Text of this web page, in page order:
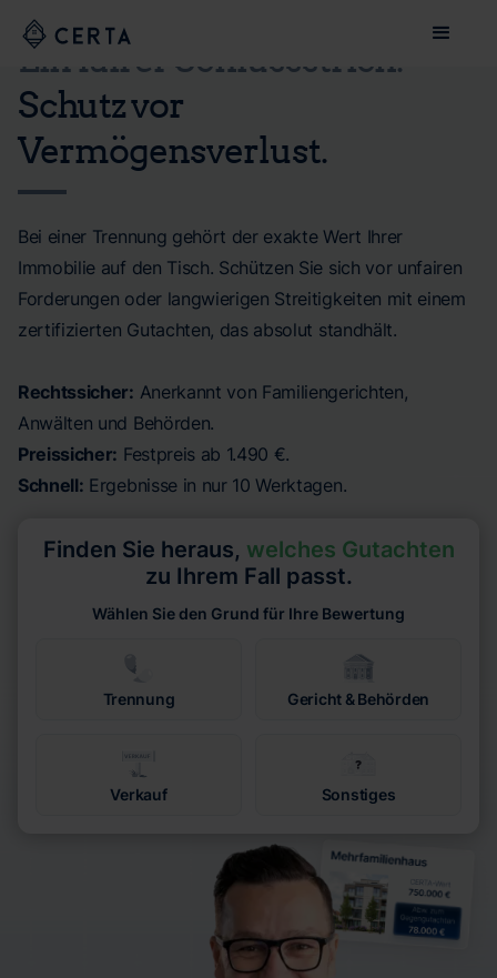
Ein fairer Schlussstrich.
Schutz vor
Vermögensverlust.
Bei einer Trennung gehört der exakte Wert Ihrer
Immobilie auf den Tisch. Schützen Sie sich vor unfairen
Forderungen oder langwierigen Streitigkeiten mit einem
zertifizierten Gutachten, das absolut standhält.
Rechtssicher: Anerkannt von Familiengerichten,
Anwälten und Behörden.
Preissicher: Festpreis ab 1.490 €.
Schnell: Ergebnisse in nur 10 Werktagen.
Finden Sie heraus, welches Gutachten
zu Ihrem Fall passt.
Wählen Sie den Grund für Ihre Bewertung
Trennung Gericht & Behörden
Verkauf Sonstiges